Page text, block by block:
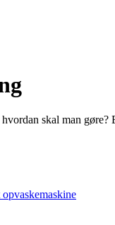
skal man gøre?